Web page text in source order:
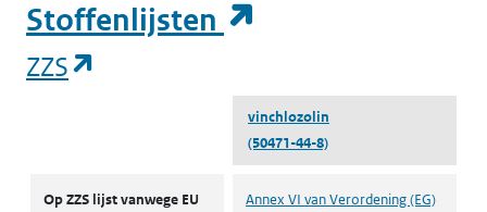
Stoffenlijsten
ZZS
vinchlozolin
(50471-44-8)
Op ZZS lijst vanwege EU
Annex VI van Verordening (EG)